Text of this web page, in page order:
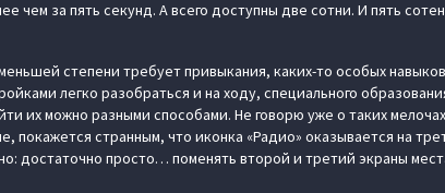
чем за пять секунд. А всего доступны две сотни. И пять
степени требует привыкания, каких-то особых
легко разобраться и на ходу, специального
их можно разными способами. Не говорю уже о таких
покажется странным, что иконка «Радио» оказывается на
достаточно просто… поменять второй и третий экраны